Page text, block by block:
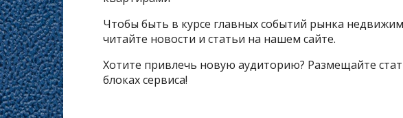
Чтобы быть в курсе главных событий рынка
читайте новости и статьи на нашем сайте.
Хотите привлечь новую аудиторию? Размещайте
блоках сервиса!